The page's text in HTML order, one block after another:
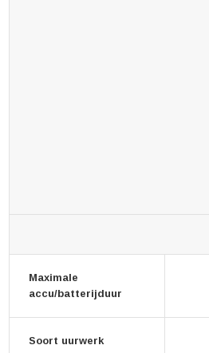
Maximale
accu/batterijduur
Soort uurwerk